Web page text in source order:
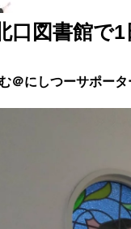
口図書館で
＠にしつーサポータ